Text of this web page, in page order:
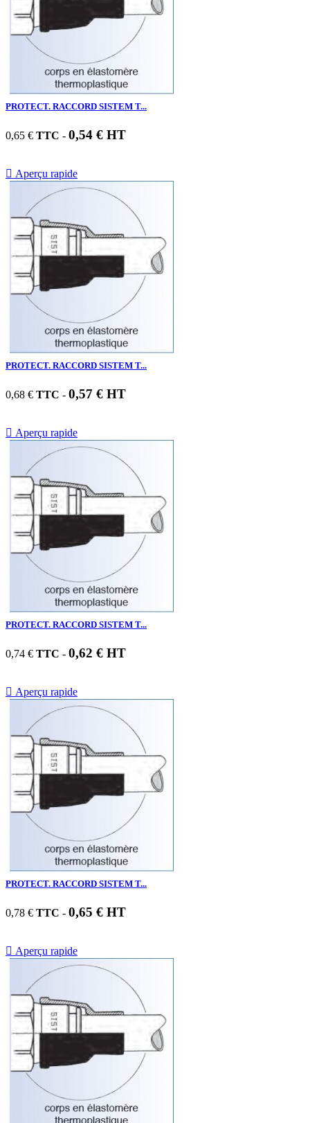
PROTECT. RACCORD SISTEM T...
0,65 € TTC - 0,54 € HT
 Aperçu rapide
PROTECT. RACCORD SISTEM T...
0,68 € TTC - 0,57 € HT
 Aperçu rapide
PROTECT. RACCORD SISTEM T...
0,74 € TTC - 0,62 € HT
 Aperçu rapide
PROTECT. RACCORD SISTEM T...
0,78 € TTC - 0,65 € HT
 Aperçu rapide